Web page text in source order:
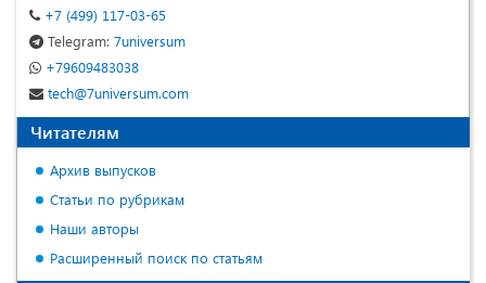
+7 (499) 117-03-65
Telegram: 7universum
+79609483038
tech@7universum.com
Читателям
Архив выпусков
Статьи по рубрикам
Наши авторы
Расширенный поиск по статьям